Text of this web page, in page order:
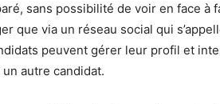
sans possibilité de voir en face à
que via un réseau social qui
peuvent gérer leur profil et
un autre candidat.